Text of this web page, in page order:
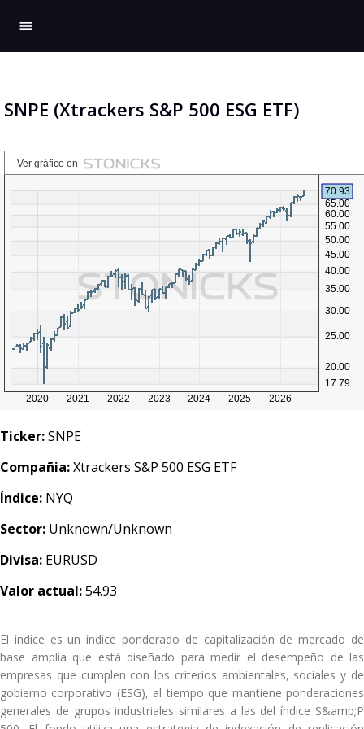
menu
SNPE (Xtrackers S&P 500 ESG ETF)
Ticker:SNPE
Compañia:Xtrackers S&P 500 ESG ETF
Índice: NYQ
Sector: Unknown/Unknown
Divisa: EURUSD
Valor actual:54.93
El índice es un índice ponderado de capitalización de mercado de
base amplia que está diseñado para medir el desempeño de las
empresas que cumplen con los criterios ambientales, sociales y de
gobierno corporativo (ESG), al tiempo que mantiene ponderaciones
generales de grupos industriales similares a las del índice S&amp;P